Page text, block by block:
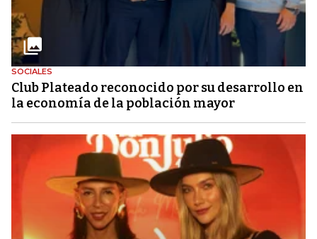
SOCIALES
Club Plateado reconocido por su desarrollo en
la economía de la población mayor